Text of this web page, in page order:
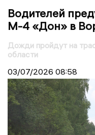
Водителей
М-4 «Дон» в
Дожди пройдут на
области
03/07/2026 08:58